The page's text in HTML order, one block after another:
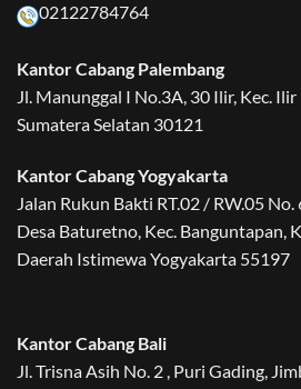
02122784764
Kantor Cabang Palembang
Jl. Manunggal I No.3A, 30 Ilir, Kec.
Sumatera Selatan 30121
Kantor Cabang Yogyakarta
Jalan Rukun Bakti RT.02 / RW.05
Desa Baturetno, Kec. Banguntapan,
Daerah Istimewa Yogyakarta 55197
Kantor Cabang Bali
Jl. Trisna Asih No. 2 , Puri Gading,